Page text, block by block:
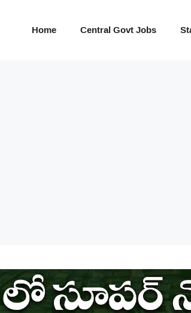
Home Central Govt Jobs